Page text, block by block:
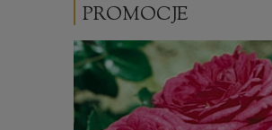
PROMOCJE